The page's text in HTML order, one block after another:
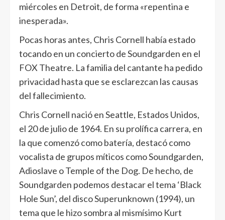
miércoles en Detroit, de forma «repentina e
inesperada».
Pocas horas antes, Chris Cornell había estado
tocando en un concierto de Soundgarden en el
FOX Theatre. La familia del cantante ha pedido
privacidad hasta que se esclarezcan las causas
del fallecimiento.
Chris Cornell nació en Seattle, Estados Unidos,
el 20 de julio de 1964. En su prolífica carrera, en
la que comenzó como batería, destacó como
vocalista de grupos míticos como Soundgarden,
Adioslave o Temple of the Dog. De hecho, de
Soundgarden podemos destacar el tema ‘Black
Hole Sun’, del disco Superunknown (1994), un
tema que le hizo sombra al mismísimo Kurt